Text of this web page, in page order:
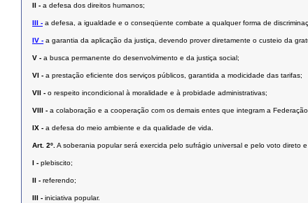
II - a defesa dos direitos humanos;
III - a defesa, a igualdade e o conseqüente combate a qualquer forma de
IV - a garantia da aplicação da justiça, devendo prover diretamente o custeio da
V - a busca permanente do desenvolvimento e da justiça social;
VI - a prestação eﬁciente dos serviços públicos, garantida a modicidade das tarifas;
VII - o respeito incondicional à moralidade e à probidade administrativas;
VIII - a colaboração e a cooperação com os demais entes que integram a
IX - a defesa do meio ambiente e da qualidade de vida.
Art. 2º. A soberania popular será exercida pelo sufrágio universal e pelo voto direto
I - plebiscito;
II - referendo;
III - iniciativa popular.